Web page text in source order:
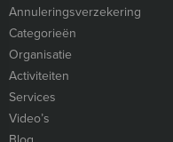
Annuleringsverzekering
Categorieën
Organisatie
Activiteiten
Services
Video’s